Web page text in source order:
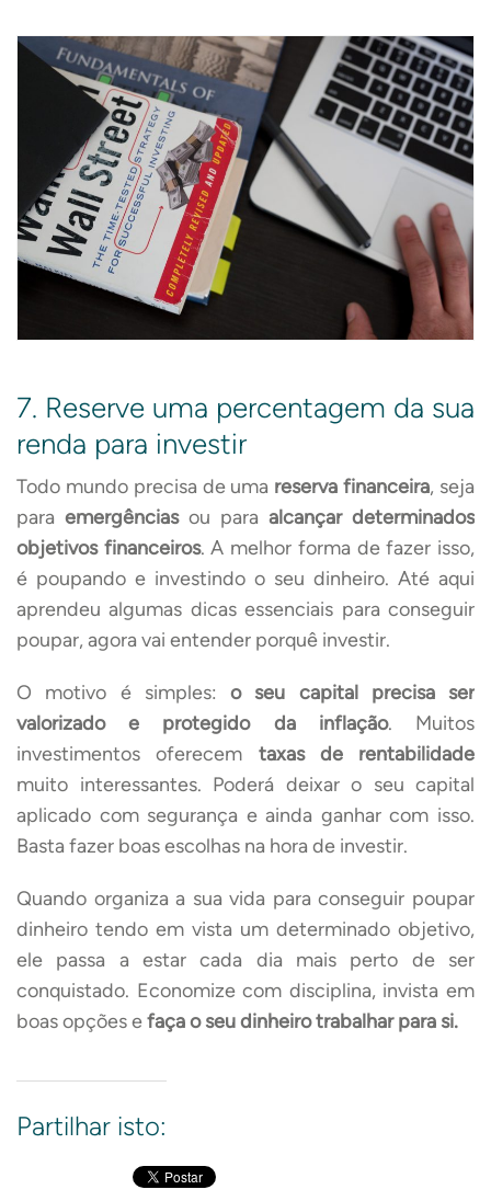
7. Reserve uma percentagem da sua
renda para investir
Todo mundo precisa de uma reserva financeira, seja
para emergênciasou para alcançar determinados
objetivos financeiros. A melhor forma de fazer isso,
é poupando e investindo o seu dinheiro. Até aqui
aprendeu algumas dicas essenciais para conseguir
poupar, agora vai entender porquê investir.
O motivo é simples: o seu capital precisa ser
valorizado e protegido da inflação. Muitos
investimentos oferecem taxas de rentabilidade
muito interessantes. Poderá deixar o seu capital
aplicado com segurança e ainda ganhar com isso.
Basta fazer boas escolhas na hora de investir.
Quando organiza a sua vida para conseguir poupar
dinheiro tendo em vista um determinado objetivo,
ele passa a estar cada dia mais perto de ser
conquistado. Economize com disciplina, invista em
boas opções efaça o seu dinheiro trabalhar para si.
Partilhar isto: